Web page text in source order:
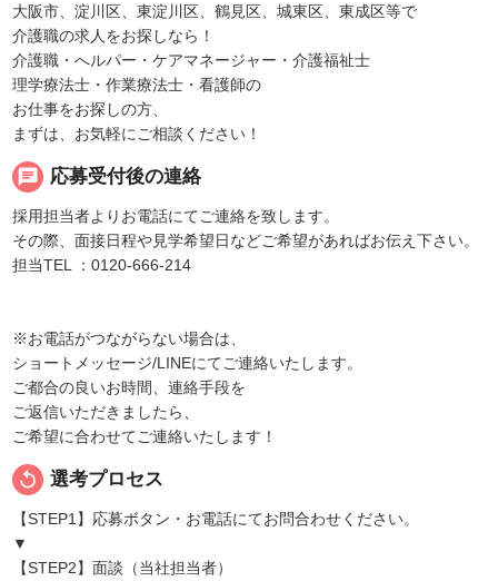
大阪市、淀川区、東淀川区、鶴見区、城東区、東成区等で
介護職の求人をお探しなら！
介護職・へルパー・ケアマネージャー・介護福祉士
理学療法士・作業療法士・看護師の
お仕事をお探しの方、
まずは、お気軽にご相談ください！
chat 応募受付後の連絡
採用担当者よりお電話にてご連絡を致します。
その際、面接日程や見学希望日などご希望があればお伝え下さい。
担当TEL ：0120-666-214
※お電話がつながらない場合は、
ショートメッセージ/LINEにてご連絡いたします。
ご都合の良いお時間、連絡手段を
ご返信いただきましたら、
ご希望に合わせてご連絡いたします！
replay 選考プロセス
【STEP1】応募ボタン・お電話にてお問合わせください。
▼
【STEP2】面談（当社担当者）